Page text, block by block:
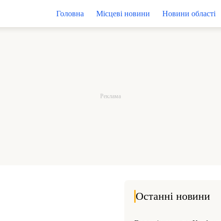
Головна Місцеві новини Новини області
Останні новини